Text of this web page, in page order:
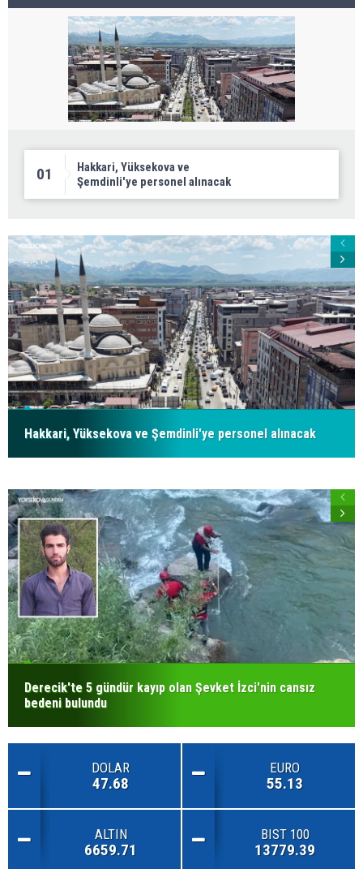
01
Hakkari, Yüksekova ve
Şemdinli'ye personel alınacak
Hakkari, Yüksekova ve Şemdinli'ye personel alınacak
Derecik'te 5 gündür kayıp olan Şevket İzci'nin cansız
bedeni bulundu
DOLAR
47.68
EURO
55.13
ALTIN
6659.71
BIST 100
13779.39